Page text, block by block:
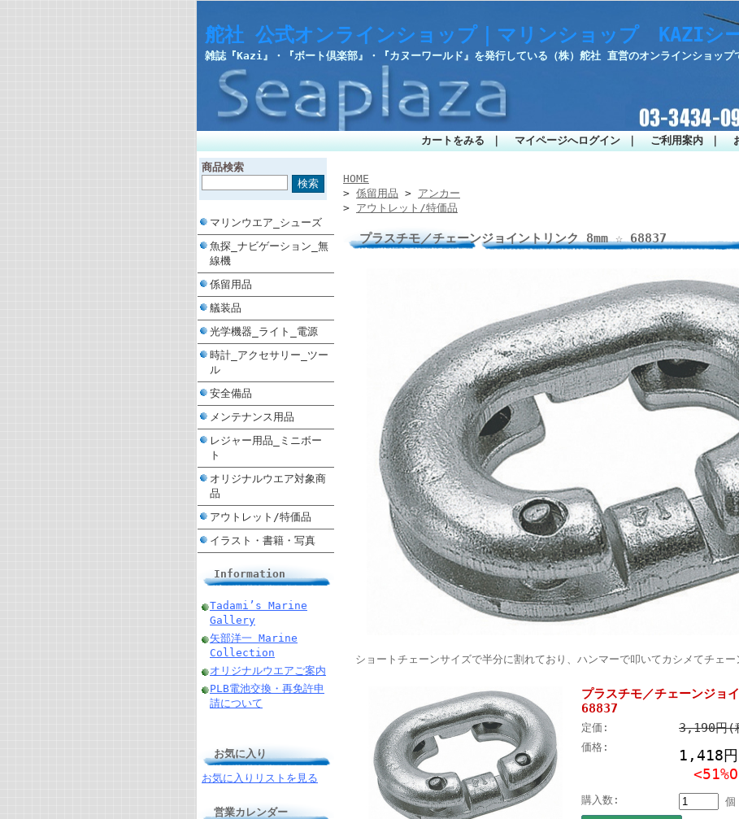
舵社 公式オンラインショップ｜マリンショップ KAZIシ
雑誌『Kazi』・『ボート倶楽部』・『カヌーワールド』を発行している（株）舵社 直営のオンラインショップ
カートをみる マイページへログイン ご利用案内
商品検索
マリンウエア_シューズ
魚探_ナビゲーション_無
線機
係留用品
艤装品
光学機器_ライト_電源
時計_アクセサリー_ツー
ル
安全備品
メンテナンス用品
レジャー用品_ミニボー
ト
オリジナルウエア対象商
品
アウトレット/特価品
イラスト・書籍・写真
Information
Tadami’s Marine
Gallery
矢部洋一 Marine
Collection
オリジナルウエアご案内
PLB電池交換・再免許申
請について
お気に入り
お気に入りリストを見る
営業カレンダー
HOME
> 係留用品 > アンカー
> アウトレット/特価品
プラスチモ／チェーンジョイントリンク 8mm ☆ 68837
ショートチェーンサイズで半分に割れており、ハンマーで叩いてカシメてチェ
プラスチモ／チェーンジョ
68837
定価: 3,190円(
価格: 1,418円
購入数: 個